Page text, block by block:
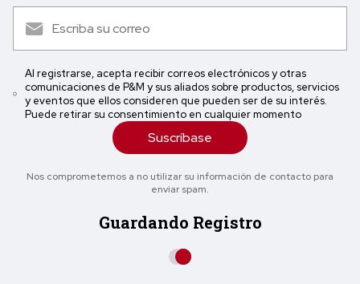
Al registrarse, acepta recibir correos electrónicos y otras
comunicaciones de P&M y sus aliados sobre productos, servicios
y eventos que ellos consideren que pueden ser de su interés.
Puede retirar su consentimiento en cualquier momento
Suscríbase
Nos comprometemos a no utilizar su información de contacto para
enviar spam.
Guardando Registro